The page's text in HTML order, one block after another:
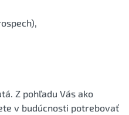
Z pohľadu Vás ako
v budúcnosti potrebovať